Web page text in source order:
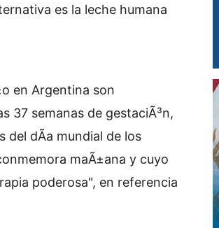
es la leche humana
en Argentina son
37 semanas de gestaciÃ³n,
del dÃ­a mundial de los
maÃ±ana y cuyo
poderosa", en referencia